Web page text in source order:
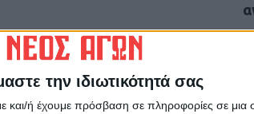
την ιδιωτικότητά σας
και/ή έχουμε πρόσβαση σε πληροφορίες σε
στο Google News!
6